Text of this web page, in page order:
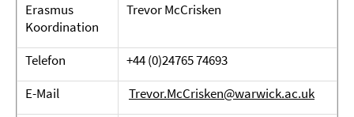
Erasmus
Koordination
Trevor McCrisken
Telefon
+44 (0)24765 74693
E-Mail
Trevor.McCrisken@warwick.ac.uk